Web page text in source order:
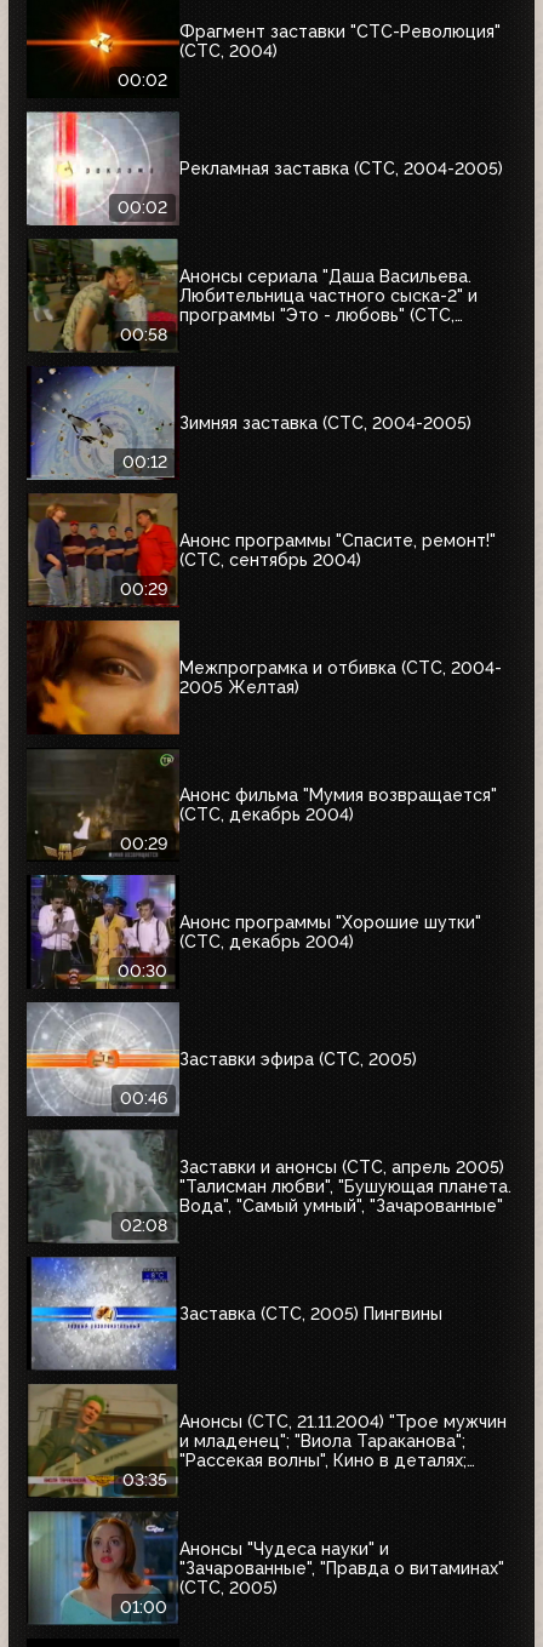
00:02
Фрагмент заставки "СТС-Революция"
(СТС, 2004)
00:02
Рекламная заставка (СТС, 2004-2005)
00:58
Анонсы сериала "Даша Васильева.
Любительница частного сыска-2" и
программы "Это - любовь" (СТС,
00:12
Зимняя заставка (СТС, 2004-2005)
00:29
Анонс программы "Спасите, ремонт!"
(СТС, сентябрь 2004)
Межпрограмка и отбивка (СТС, 2004-
2005 Желтая)
00:29
Анонс фильма "Мумия возвращается"
(СТС, декабрь 2004)
00:30
Анонс программы "Хорошие шутки"
(СТС, декабрь 2004)
00:46
Заставки эфира (СТС, 2005)
02:08
Заставки и анонсы (СТС, апрель 2005)
"Талисман любви", "Бушующая планета.
Вода", "Самый умный", "Зачарованные"
Заставка (СТС, 2005) Пингвины
03:35
Анонсы (СТС, 21.11.2004) "Трое мужчин
и младенец"; "Виола Тараканова";
"Рассекая волны", Кино в деталях;
01:00
Анонсы "Чудеса науки" и
"Зачарованные", "Правда о витаминах"
(СТС, 2005)